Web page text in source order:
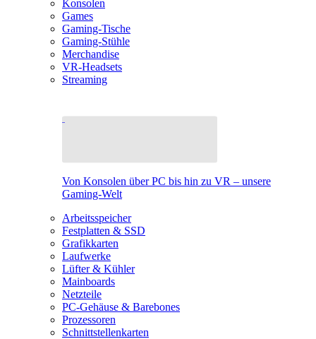
Konsolen
Games
Gaming-Tische
Gaming-Stühle
Merchandise
VR-Headsets
Streaming
Von Konsolen über PC bis hin zu VR – unsere
Gaming-Welt
Arbeitsspeicher
Festplatten & SSD
Grafikkarten
Laufwerke
Lüfter & Kühler
Mainboards
Netzteile
PC-Gehäuse & Barebones
Prozessoren
Schnittstellenkarten